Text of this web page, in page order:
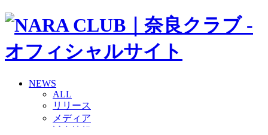
NEWS
ALL
リリース
メディア